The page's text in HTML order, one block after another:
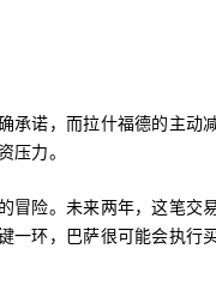
承诺，而拉什福德的主动
压力。
冒险。未来两年，这笔交
一环，巴萨很可能会执行